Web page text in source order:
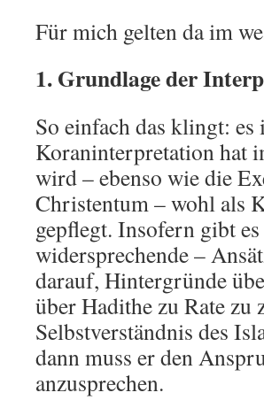
Für mich gelten da im
1. Grundlage der
So einfach das klingt:
Koraninterpretation hat
wird – ebenso wie die
Christentum – wohl als
gepflegt. Insofern gibt
widersprechende –
darauf, Hintergründe
über Hadithe zu Rate zu
Selbstverständnis des
dann muss er den
anzusprechen.